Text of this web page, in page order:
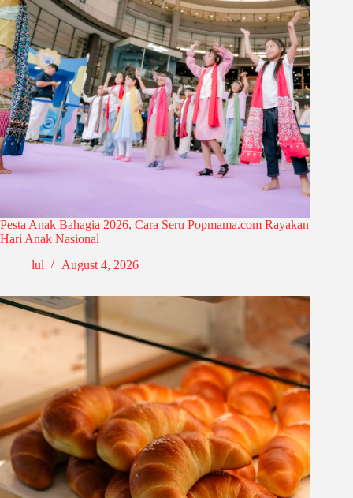
Pesta Anak Bahagia 2026, Cara Seru Popmama.com Rayakan
Hari Anak Nasional
lul
August 4, 2026